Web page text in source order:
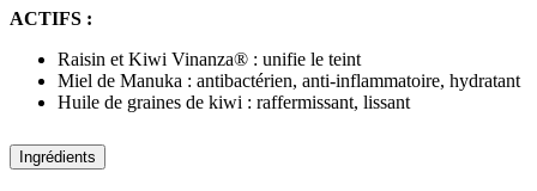
ACTIFS :
Raisin et Kiwi Vinanza® : unifie le teint
Miel de Manuka : antibactérien, anti-inflammatoire, hydratant
Huile de graines de kiwi : raffermissant, lissant
Ingrédients